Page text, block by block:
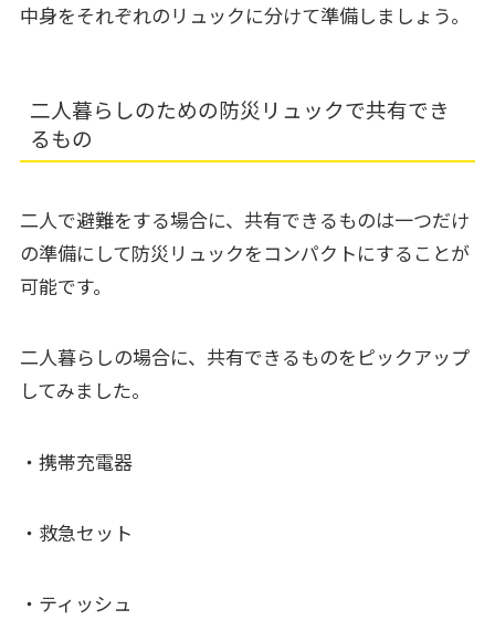
中身をそれぞれのリュックに分けて準備しましょう。
二人暮らしのための防災リュックで共有でき
るもの
二人で避難をする場合に、共有できるものは一つだけ
の準備にして防災リュックをコンパクトにすることが
可能です。
二人暮らしの場合に、共有できるものをピックアップ
してみました。
・携帯充電器
・救急セット
・ティッシュ